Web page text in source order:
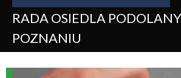
RADA OSIEDLA
POZNANIU